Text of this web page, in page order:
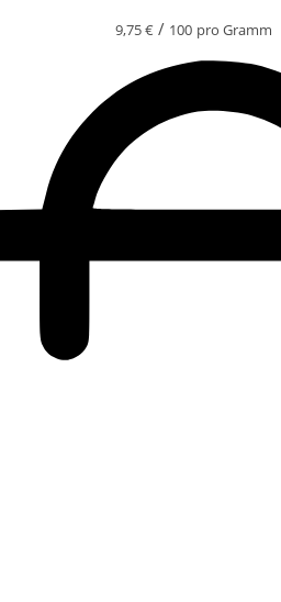
9,75€ / 100 pro Gramm